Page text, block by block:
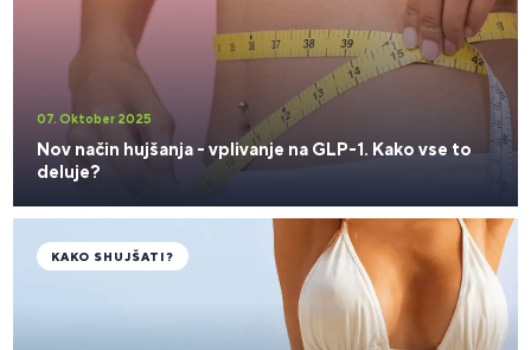
07. Oktober 2025
Nov način hujšanja - vplivanje na GLP-1. Kako vse to
deluje?
KAKO SHUJŠATI?